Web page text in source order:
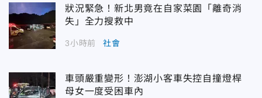
狀況緊急！新北男竟在自家菜園「離奇消
失」全力搜救中
3小時前 社會
車頭嚴重變形！澎湖小客車失控自撞燈桿
母女一度受困車內